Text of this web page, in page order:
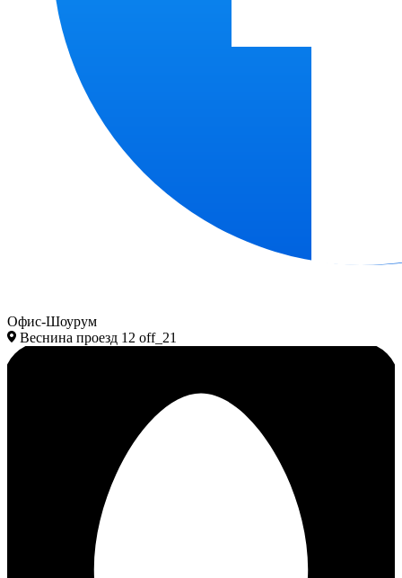
Офис-Шоурум
Веснина проезд 12 off_21